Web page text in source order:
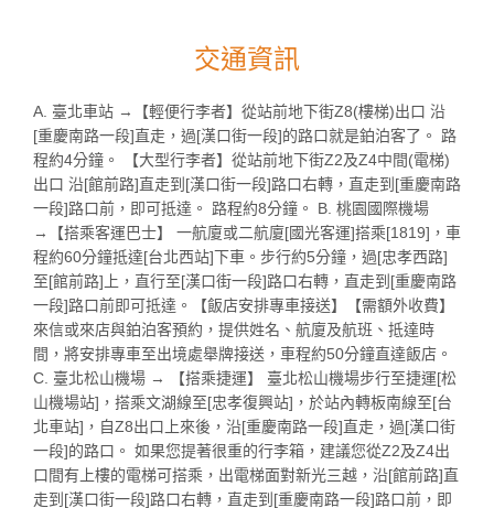
交通資訊
A. 臺北車站 →【輕便行李者】從站前地下街Z8(樓梯)出口 沿
[重慶南路一段]直走，過[漢口街一段]的路口就是鉑泊客了。 路
程約4分鐘。 【大型行李者】從站前地下街Z2及Z4中間(電梯)
出口 沿[館前路]直走到[漢口街一段]路口右轉，直走到[重慶南路
一段]路口前，即可抵達。 路程約8分鐘。 B. 桃園國際機場
→【搭乘客運巴士】 一航廈或二航廈[國光客運]搭乘[1819]，車
程約60分鐘抵達[台北西站]下車。步行約5分鐘，過[忠孝西路]
至[館前路]上，直行至[漢口街一段]路口右轉，直走到[重慶南路
一段]路口前即可抵達。【飯店安排專車接送】【需額外收費】
來信或來店與鉑泊客預約，提供姓名、航廈及航班、抵達時
間，將安排專車至出境處舉牌接送，車程約50分鐘直達飯店。
C. 臺北松山機場 → 【搭乘捷運】 臺北松山機場步行至捷運[松
山機場站]，搭乘文湖線至[忠孝復興站]，於站內轉板南線至[台
北車站]，自Z8出口上來後，沿[重慶南路一段]直走，過[漢口街
一段]的路口。 如果您提著很重的行李箱，建議您從Z2及Z4出
口間有上樓的電梯可搭乘，出電梯面對新光三越，沿[館前路]直
走到[漢口街一段]路口右轉，直走到[重慶南路一段]路口前，即